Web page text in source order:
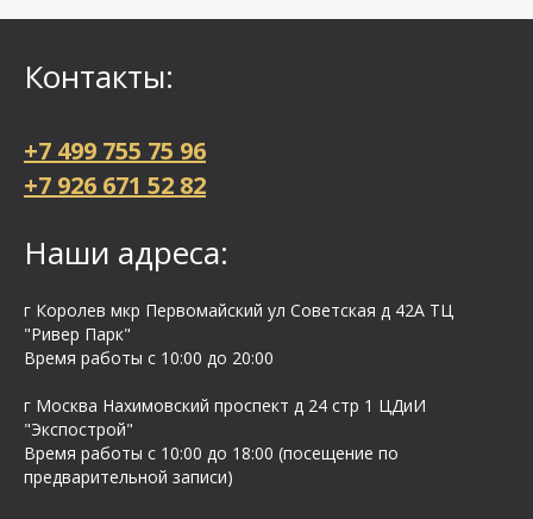
Контакты:
+7 499 755 75 96
+7 926 671 52 82
Наши адреса:
г Королев мкр Первомайский ул Cоветская д 42А ТЦ
"Ривер Парк"
Время работы с 10:00 до 20:00
г Москва Нахимовский проспект д 24 стр 1 ЦДиИ
"Экспострой"
Время работы с 10:00 до 18:00 (посещение по
предварительной записи)